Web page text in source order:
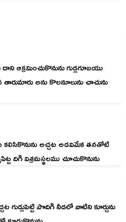
ఆక్రమించుకొనును గుడ్లగూబయు
అను కొలనూలును చాచును
కలిసికొనును అచ్చట అడవిమేక తనతోటి
దిగి విశ్రమస్థలము చూచుకొనును
గుడ్లుపెట్టి పొదిగి నీడలో వాటిని కూర్చును